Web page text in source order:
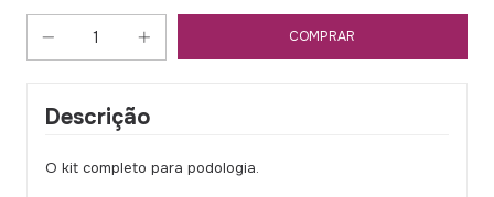
Descrição
O kit completo para podologia.